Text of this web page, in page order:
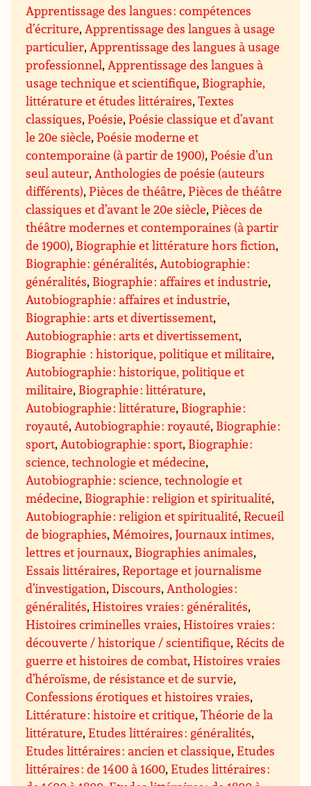
Apprentissage des langues : compétences
d’écriture,Apprentissage des langues à usage
particulier,Apprentissage des langues à usage
professionnel,Apprentissage des langues à
usage technique et scientifique, Biographie,
littérature et études littéraires,Textes
classiques,Poésie,Poésie classique et d’avant
le 20e siècle,Poésie moderne et
contemporaine (à partir de 1900),Poésie d’un
seul auteur,Anthologies de poésie (auteurs
différents),Pièces de théâtre,Pièces de théâtre
classiques et d’avant le 20e siècle,Pièces de
théâtre modernes et contemporaines (à partir
de 1900), Biographie et littérature hors fiction,
Biographie : généralités,Autobiographie :
généralités, Biographie : affaires et industrie,
Autobiographie : affaires et industrie,
Biographie : arts et divertissement,
Autobiographie : arts et divertissement,
Biographie : historique, politique et militaire,
Autobiographie : historique, politique et
militaire, Biographie : littérature,
Autobiographie : littérature, Biographie :
royauté,Autobiographie : royauté, Biographie :
sport,Autobiographie : sport, Biographie :
science, technologie et médecine,
Autobiographie : science, technologie et
médecine, Biographie : religion et spiritualité,
Autobiographie : religion et spiritualité,Recueil
de biographies,Mémoires,Journaux intimes,
lettres et journaux, Biographies animales,
Essais littéraires,Reportage et journalisme
d’investigation,Discours,Anthologies :
généralités,Histoires vraies : généralités,
Histoires criminelles vraies,Histoires vraies :
découverte / historique / scientifique,Récits de
guerre et histoires de combat,Histoires vraies
d’héroïsme, de résistance et de survie,
Confessions érotiques et histoires vraies,
Littérature : histoire et critique,Théorie de la
littérature,Etudes littéraires : généralités,
Etudes littéraires : ancien et classique,Etudes
littéraires : de 1400 à 1600,Etudes littéraires :